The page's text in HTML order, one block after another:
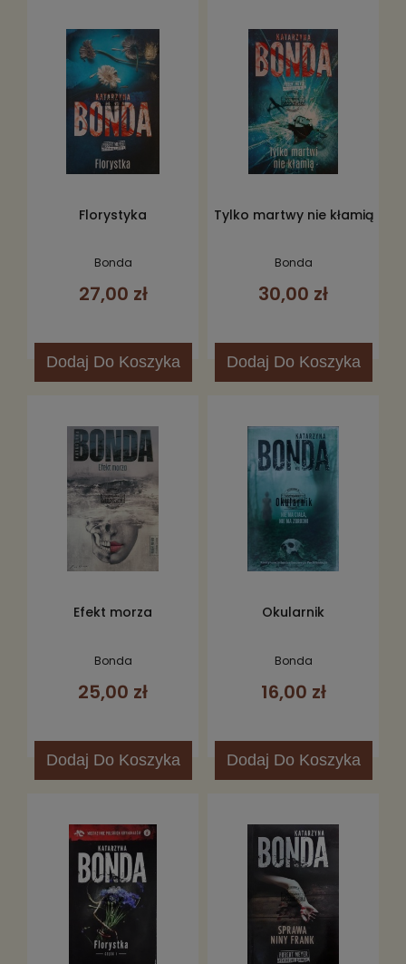
Florystyka
Bonda
27,00 zł
Dodaj Do Koszyka
Tylko martwy nie kłamią
Bonda
30,00 zł
Dodaj Do Koszyka
Efekt morza
Bonda
25,00 zł
Dodaj Do Koszyka
Okularnik
Bonda
16,00 zł
Dodaj Do Koszyka